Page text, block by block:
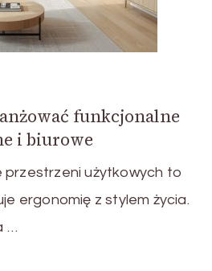
funkcjonalne
i biurowe
przestrzeni użytkowych to
ergonomię z stylem życia.
…